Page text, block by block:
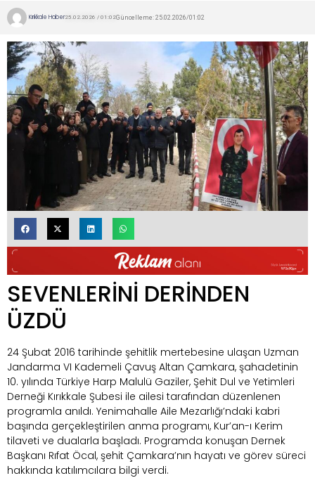
Kırıkkale Haber25.02.2026 / 01:02Güncelleme: 25.02.2026/01:02
SEVENLERİNİ DERİNDEN
ÜZDÜ
24 Şubat 2016 tarihinde şehitlik mertebesine ulaşan Uzman
Jandarma VI Kademeli Çavuş Altan Çamkara, şahadetinin
10. yılında Türkiye Harp Malulü Gaziler, Şehit Dul ve Yetimleri
Derneği Kırıkkale Şubesi ile ailesi tarafından düzenlenen
programla anıldı. Yenimahalle Aile Mezarlığı’ndaki kabri
başında gerçekleştirilen anma programı, Kur’an-ı Kerim
tilaveti ve dualarla başladı. Programda konuşan Dernek
Başkanı Rıfat Öcal, şehit Çamkara’nın hayatı ve görev süreci
hakkında katılımcılara bilgi verdi.